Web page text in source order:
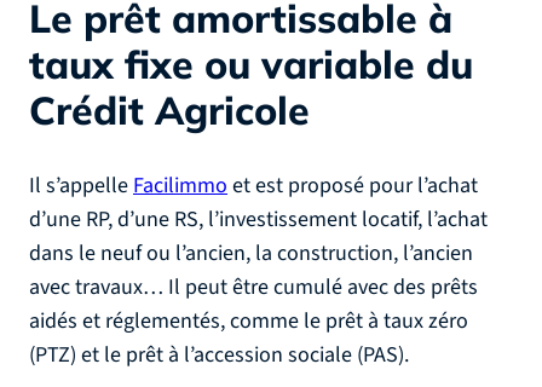
Le prêt amortissable à
taux fixe ou variable du
Crédit Agricole
Il s’appelleFacilimmoet est proposé pour l’achat
d’une RP, d’une RS, l’investissement locatif, l’achat
dans le neuf ou l’ancien, la construction, l’ancien
avec travaux… Il peut être cumulé avec des prêts
aidés et réglementés, comme le prêt à taux zéro
(PTZ) et le prêt à l’accession sociale (PAS).